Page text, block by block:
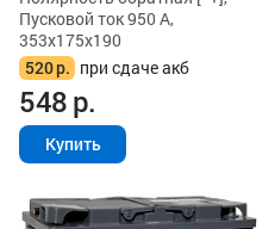
Пусковой ток 950 А,
353x175x190
520р. при сдаче акб
548р.
Купить